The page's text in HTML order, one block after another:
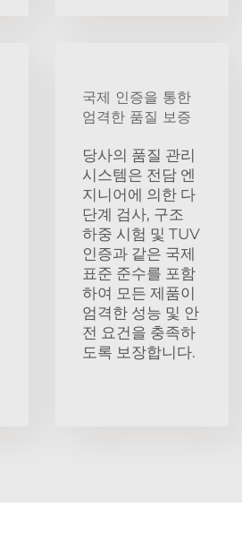
국제 인증을 통한
엄격한 품질 보증
당사의 품질 관리
시스템은 전담 엔
지니어에 의한 다
단계 검사, 구조
하중 시험 및 TUV
인증과 같은 국제
표준 준수를 포함
하여 모든 제품이
엄격한 성능 및 안
전 요건을 충족하
도록 보장합니다.